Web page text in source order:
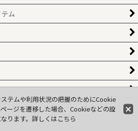
ム
2025, coppia n+a
テムや利用状況の把握のためにCookie
ージを遷移した場合、Cookieなどの設
ります。詳しくはこちら